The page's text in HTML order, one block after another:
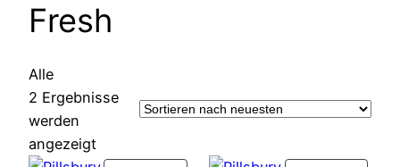
Fresh
Alle
2 Ergebnisse
werden
angezeigtNach